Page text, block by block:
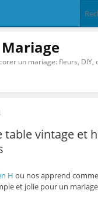
un mariage: fleurs, DIY,
table vintage et
H ou nos apprend
et jolie pour un